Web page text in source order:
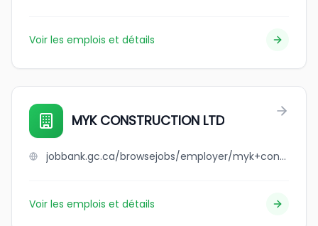
Voir les emplois et détails
MYK CONSTRUCTION LTD
jobbank.gc.ca/browsejobs/employer/myk+construction+ltd/ca
Voir les emplois et détails